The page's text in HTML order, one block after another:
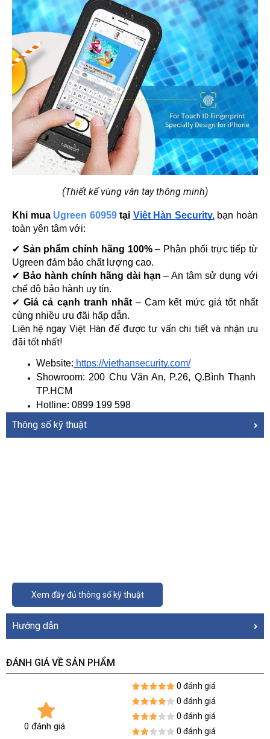
(Thiết kế vùng vân tay thông minh)
Khi mua Ugreen 60959 tại Việt Hàn Security, bạn hoàn
toàn yên tâm với:
✔ Sản phẩm chính hãng 100% – Phân phối trực tiếp từ
Ugreen đảm bảo chất lượng cao.
✔ Bảo hành chính hãng dài hạn – An tâm sử dụng với
chế độ bảo hành uy tín.
✔ Giá cả cạnh tranh nhất – Cam kết mức giá tốt nhất
cùng nhiều ưu đãi hấp dẫn.
Liên hệ ngay Việt Hàn để được tư vấn chi tiết và nhận ưu
đãi tốt nhất!
Website: https://viethansecurity.com/
Showroom: 200 Chu Văn An, P.26, Q.Bình Thạnh
TP.HCM
Hotline: 0899 199 598
Thông số kỹ thuật
Xem đầy đủ thông số kỹ thuật
Hướng dẫn
ĐÁNH GIÁ VỀ SẢN PHẨM
0 đánh giá
0 đánh giá
0 đánh giá
0 đánh giá
0 đánh giá